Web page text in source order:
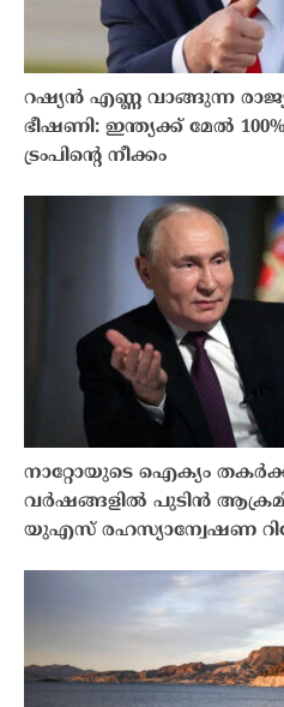
റഷ്യൻ എണ്ണ വാങ്ങുന്ന
ഭീഷണി: ഇന്ത്യക്ക് മേൽ
ട്രംപിൻ്റെ നീക്കം
നാറ്റോയുടെ ഐക്യം
വർഷങ്ങളിൽ പുടിൻ
യുഎസ് രഹസ്യാന്വേഷണ